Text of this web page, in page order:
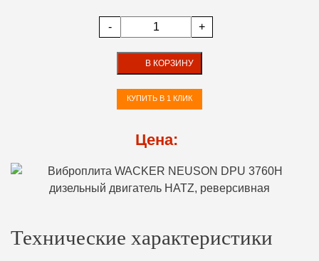
- +
В КОРЗИНУ
КУПИТЬ В 1 КЛИК
Цена:
Технические характеристики